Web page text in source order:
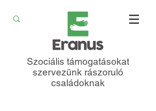
Szociális támogatásokat
szervezünk rászoruló
családoknak